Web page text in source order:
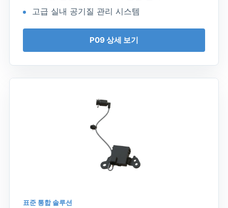
고급 실내 공기질 관리 시스템
P09 상세 보기
표준 통합 솔루션